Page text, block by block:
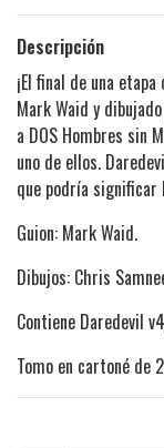
Descripción
¡El final de una
Mark Waid y
a DOS Hombres sin
uno de ellos.
que podría
Guion: Mark Waid.
Dibujos: Chris
Contiene Daredevil
Tomo en cartoné de